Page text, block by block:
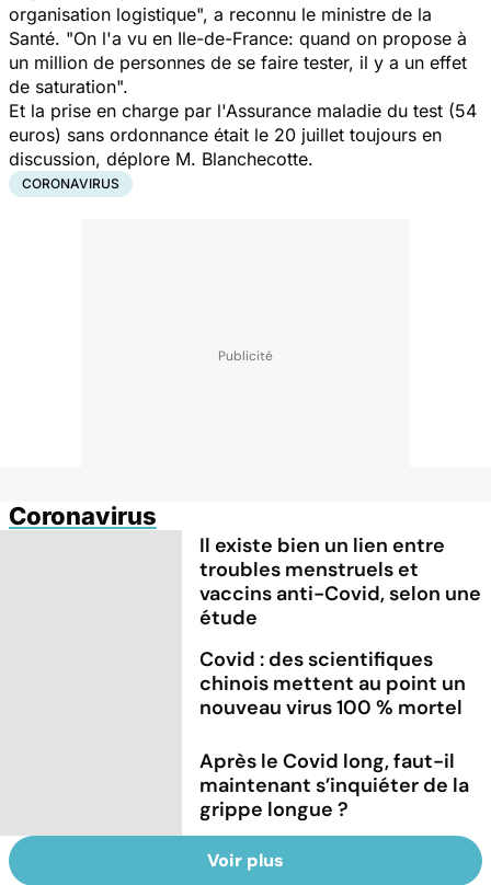
organisation logistique", a reconnu le ministre de la
Santé. "On l'a vu en Ile-de-France: quand on propose à
un million de personnes de se faire tester, il y a un effet
de saturation".
Et la prise en charge par l'Assurance maladie du test (54
euros) sans ordonnance était le 20 juillet toujours en
discussion, déplore M. Blanchecotte.
CORONAVIRUS
Coronavirus
Il existe bien un lien entre
troubles menstruels et
vaccins anti-Covid, selon une
étude
Covid : des scientifiques
chinois mettent au point un
nouveau virus 100 % mortel
Après le Covid long, faut-il
maintenant s’inquiéter de la
grippe longue ?
Voir plus